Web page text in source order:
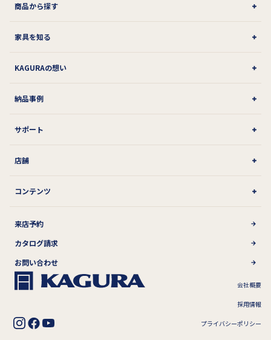
商品から探す
家具を知る
KAGURAの想い
納品事例
サポート
店舗
コンテンツ
来店予約
カタログ請求
お問い合わせ
会社概要
採用情報
プライバシーポリシー